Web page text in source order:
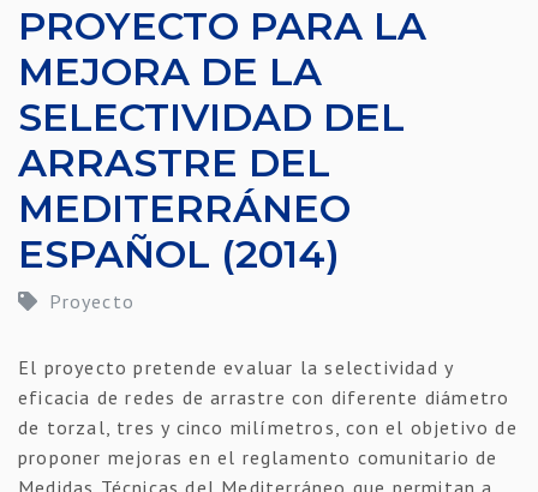
PROYECTO PARA LA
MEJORA DE LA
SELECTIVIDAD DEL
ARRASTRE DEL
MEDITERRÁNEO
ESPAÑOL (2014)
Proyecto
El proyecto pretende evaluar la selectividad y
eficacia de redes de arrastre con diferente diámetro
de torzal, tres y cinco milímetros, con el objetivo de
proponer mejoras en el reglamento comunitario de
Medidas Técnicas del Mediterráneo que permitan a